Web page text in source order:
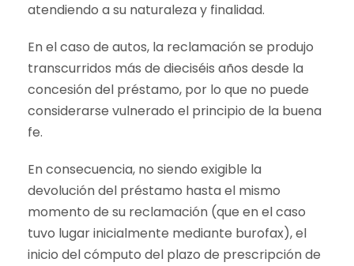
atendiendo a su naturaleza y finalidad.
En el caso de autos, la reclamación se produjo
transcurridos más de dieciséis años desde la
concesión del préstamo, por lo que no puede
considerarse vulnerado el principio de la buena
fe.
En consecuencia, no siendo exigible la
devolución del préstamo hasta el mismo
momento de su reclamación (que en el caso
tuvo lugar inicialmente mediante burofax), el
inicio del cómputo del plazo de prescripción de